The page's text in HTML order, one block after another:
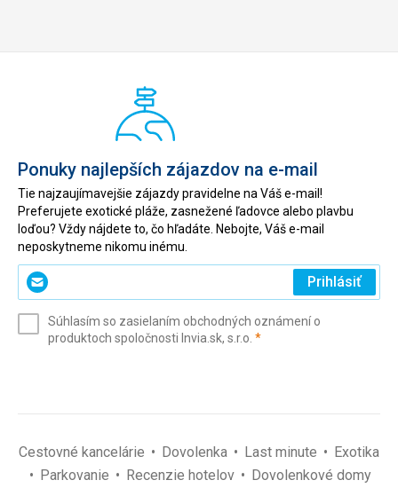
Ponuky najlepších zájazdov na e-mail
Tie najzaujímavejšie zájazdy pravidelne na Váš e-mail!
Preferujete exotické pláže, zasnežené ľadovce alebo plavbu
loďou? Vždy nájdete to, čo hľadáte. Nebojte, Váš e-mail
neposkytneme nikomu inému.
Zadajte
svoj
(povinné)
Prihlásiť
Súhlasím so zasielaním obchodných oznámení o
produktoch spoločnosti Invia.sk, s.r.o. *(povinné)
Cestovné kancelárie Dovolenka Last minute
Exotika
Parkovanie
Recenzie hotelov Dovolenkové domy